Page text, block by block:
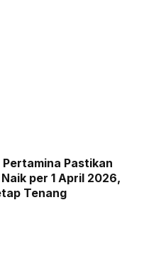
Pertamina Pastikan
per 1 April 2026,
Tenang